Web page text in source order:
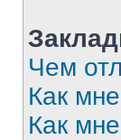
Чем
Как
Как